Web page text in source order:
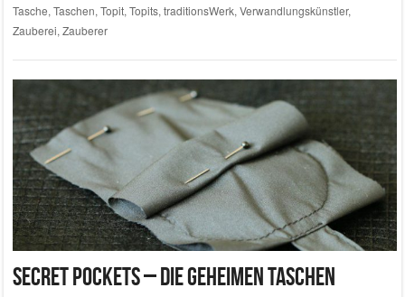
Tasche, Taschen, Topit, Topits, traditionsWerk, Verwandlungskünstler,
Zauberei, Zauberer
Secret Pockets – die geheimen Taschen